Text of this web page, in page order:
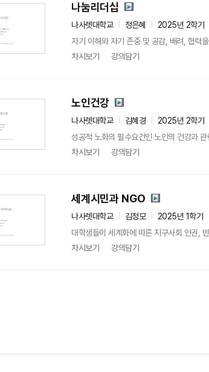
나눔리더십
나사렛대학교 정은혜
2025년 2학기
자기 이해와 자기 존중 및 공감, 배려, 협력
차시보기
강의담기
노인건강
나사렛대학교 김혜경
2025년 2학기
성공적 노화의 필수요건인 노인의 건강과
차시보기
강의담기
세계시민과 NGO
나사렛대학교 김정모
2025년 1학기
대학생들이 세계화에 따른 지구사회 인권,
차시보기
강의담기